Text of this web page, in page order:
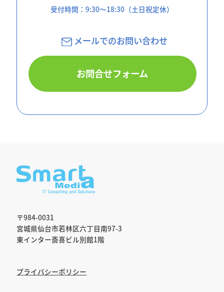
受付時間：9:30〜18:30（土日祝定休）
メールでのお問い合わせ
お問合せフォーム
〒984-0031
宮城県仙台市若林区六丁目南97-3
東インター斎喜ビル別館1階
プライバシーポリシー